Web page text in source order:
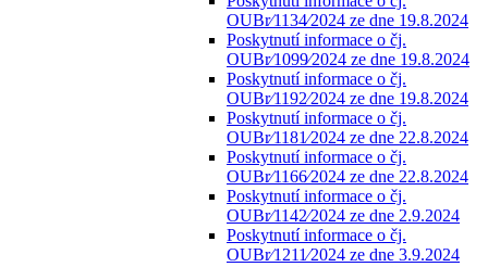
OUBr⁄1134⁄2024 ze dne 19.8.2024
Poskytnutí informace o čj.
OUBr⁄1099⁄2024 ze dne 19.8.2024
Poskytnutí informace o čj.
OUBr⁄1192⁄2024 ze dne 19.8.2024
Poskytnutí informace o čj.
OUBr⁄1181⁄2024 ze dne 22.8.2024
Poskytnutí informace o čj.
OUBr⁄1166⁄2024 ze dne 22.8.2024
Poskytnutí informace o čj.
OUBr⁄1142⁄2024 ze dne 2.9.2024
Poskytnutí informace o čj.
OUBr⁄1211⁄2024 ze dne 3.9.2024